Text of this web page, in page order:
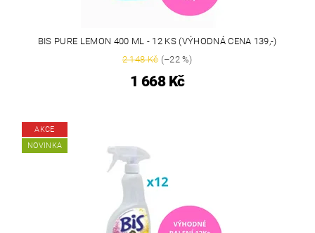
BIS PURE LEMON 400 ML - 12 KS (VÝHODNÁ CENA 139,-)
2 148 Kč(–22 %)
1 668 Kč
AKCE
NOVINKA